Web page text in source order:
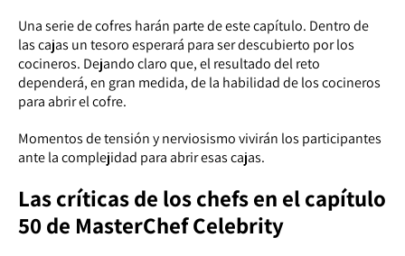
Una serie de cofres harán parte de este capítulo. Dentro de
las cajas un tesoro esperará para ser descubierto por los
cocineros. Dejando claro que, el resultado del reto
dependerá, en gran medida, de la habilidad de los cocineros
para abrir el cofre.
Momentos de tensión y nerviosismo vivirán los participantes
ante la complejidad para abrir esas cajas.
Las críticas de los chefs en el capítulo
50 de MasterChef Celebrity